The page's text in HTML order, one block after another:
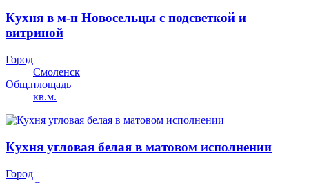
Кухня в м-н Новосельцы с подсветкой и
витриной
Город
Смоленск
Общ.площадь
кв.м.
Кухня угловая белая в матовом исполнении
Город